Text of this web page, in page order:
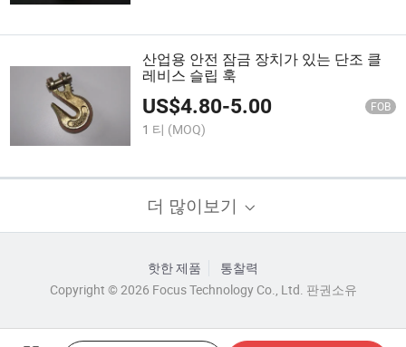
산업용 안전 잠금 장치가 있는 단조 클
레비스 슬립 훅
US$4.80-5.00 FOB
1 티 (MOQ)
더 많이보기
핫한 제품
통찰력
Copyright © 2026 Focus Technology Co., Ltd. 판권소유